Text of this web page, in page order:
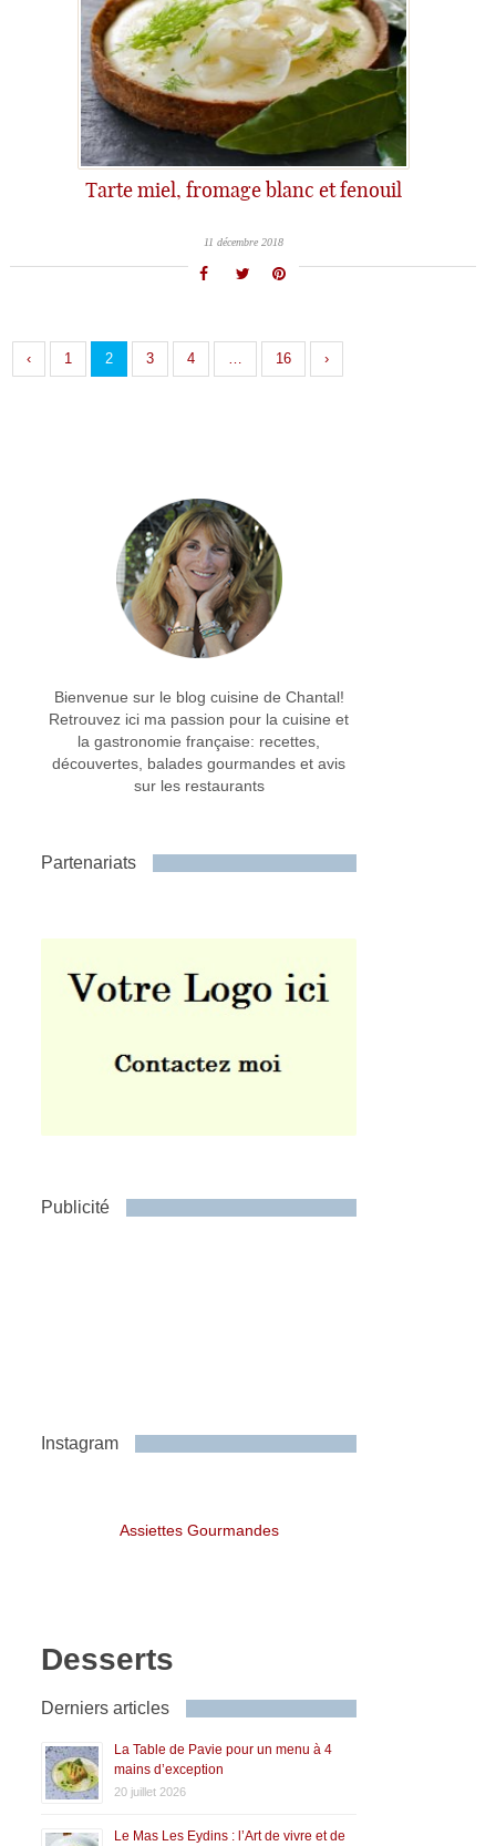
Tarte miel, fromage blanc et fenouil
11 décembre 2018
‹ 1 2 3 4 … 16 ›
Bienvenue sur le blog cuisine de Chantal!
Retrouvez ici ma passion pour la cuisine et
la gastronomie française: recettes,
découvertes, balades gourmandes et avis
sur les restaurants
Partenariats
Publicité
Instagram
Assiettes Gourmandes
Desserts
Derniers articles
La Table de Pavie pour un menu à 4
mains d’exception
20 juillet 2026
Le Mas Les Eydins : l’Art de vivre et de